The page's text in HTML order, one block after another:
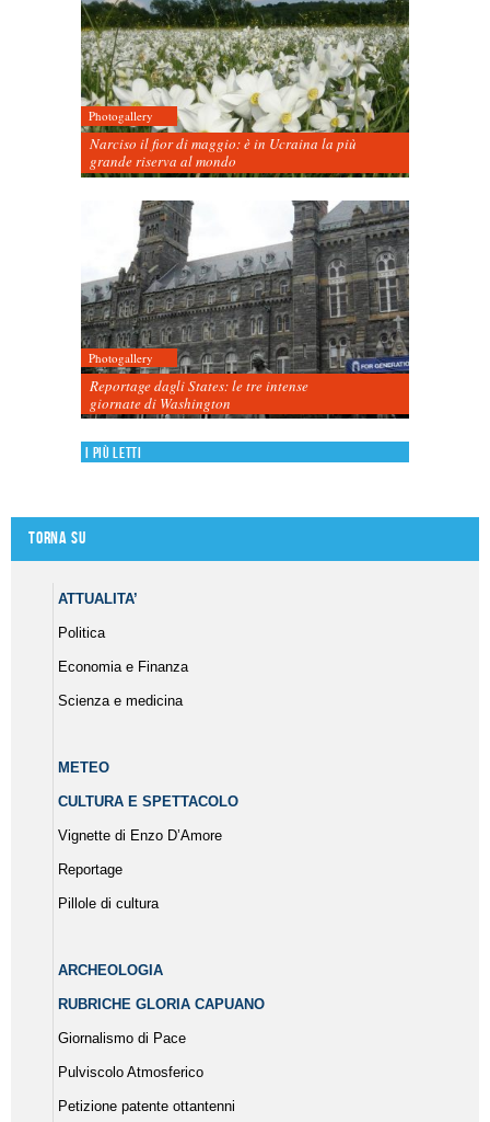
Photogallery
Narciso il fior di maggio: è in Ucraina la più
grande riserva al mondo
Photogallery
Reportage dagli States: le tre intense
giornate di Washington
I più letti
Torna su
ATTUALITA’
Politica
Economia e Finanza
Scienza e medicina
METEO
CULTURA E SPETTACOLO
Vignette di Enzo D’Amore
Reportage
Pillole di cultura
ARCHEOLOGIA
RUBRICHE GLORIA CAPUANO
Giornalismo di Pace
Pulviscolo Atmosferico
Petizione patente ottantenni